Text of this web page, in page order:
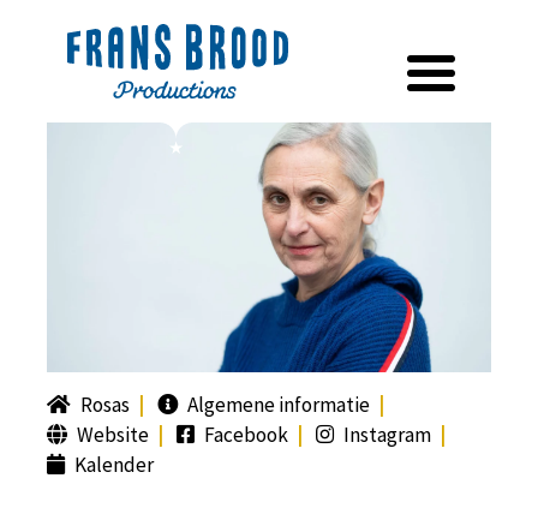
Rosas
Algemene informatie
Website
Facebook
Instagram
Kalender